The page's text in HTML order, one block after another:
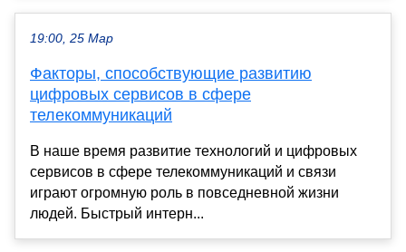
19:00, 25 Мар
Факторы, способствующие развитию
цифровых сервисов в сфере
телекоммуникаций
В наше время развитие технологий и цифровых
сервисов в сфере телекоммуникаций и связи
играют огромную роль в повседневной жизни
людей. Быстрый интерн...